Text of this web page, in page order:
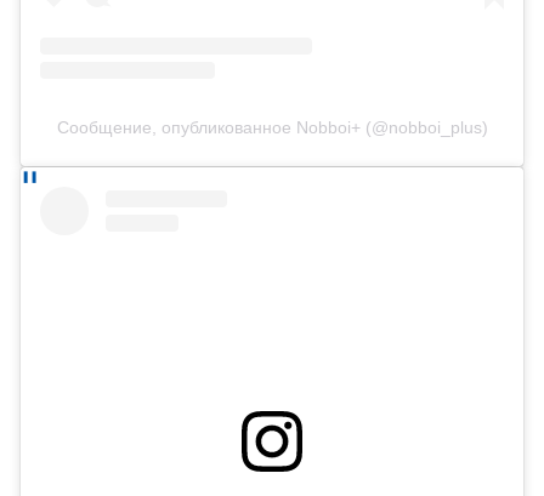
Сообщение, опубликованное Nobboi+ (@nobboi_plus)